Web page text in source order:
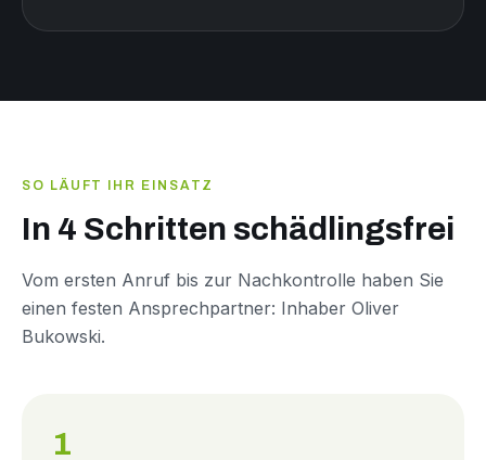
SO LÄUFT IHR EINSATZ
In 4 Schritten schädlingsfrei
Vom ersten Anruf bis zur Nachkontrolle haben Sie
einen festen Ansprechpartner: Inhaber Oliver
Bukowski.
1